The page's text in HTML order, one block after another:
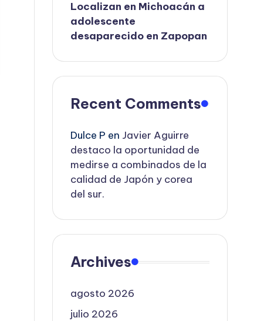
Localizan en Michoacán a
adolescente
desaparecido en Zapopan
Recent Comments
Dulce P en Javier Aguirre
destaco la oportunidad de
medirse a combinados de la
calidad de Japón y corea
del sur.
Archives
agosto 2026
julio 2026